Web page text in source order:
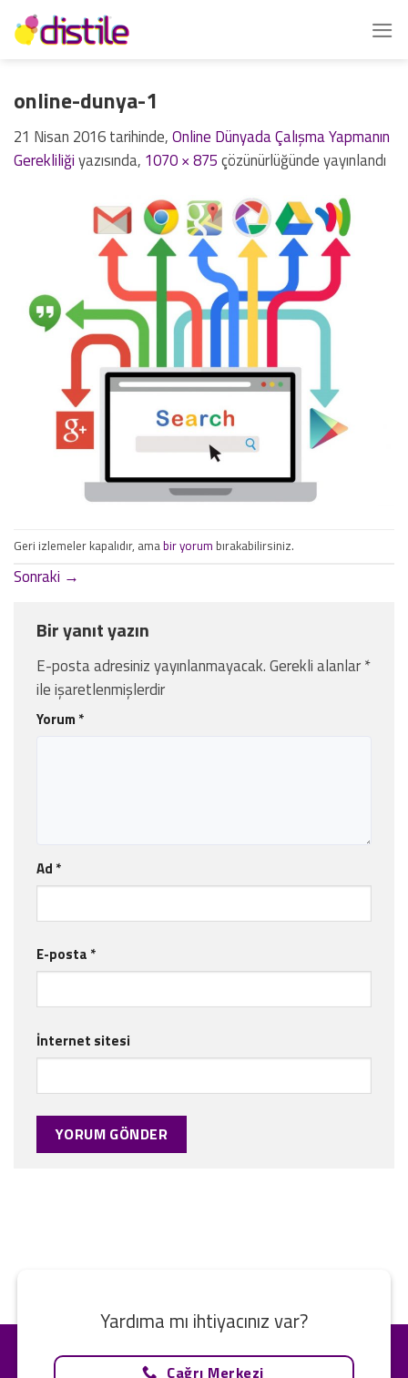
İçeriğe
atla
online-dunya-1
21 Nisan 2016tarihinde,Online Dünyada Çalışma Yapmanın
Gerekliliğiyazısında, 1070 × 875çözünürlüğünde yayınlandı
Geri izlemeler kapalıdır, amabir yorum bırakabilirsiniz.
Sonraki →
Bir yanıt yazın
E-posta adresiniz yayınlanmayacak.Gerekli alanlar*
ile işaretlenmişlerdir
Yorum *
Ad *
E-posta *
İnternet sitesi
Yardıma mı ihtiyacınız var?
Çağrı Merkezi